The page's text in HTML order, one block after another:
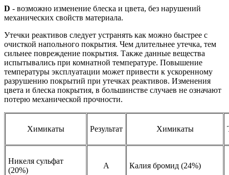
D - возможно изменение блеска и цвета, без нарушений
механических свойств материала.
Утечки реактивов следует устранять как можно быстрее с
очисткой напольного покрытия. Чем длительнее утечка, тем
сильнее повреждение покрытия. Также данные вещества
испытывались при комнатной температуре. Повышение
температуры эксплуатации может привести к ускоренному
разрушению покрытий при утечках реактивов. Изменения
цвета и блеска покрытия, в большинстве случаев не означают
потерю механической прочности.
Химикаты Результат Химикаты
Никеля сульфат
(20%)
А Калия бромид (24%)